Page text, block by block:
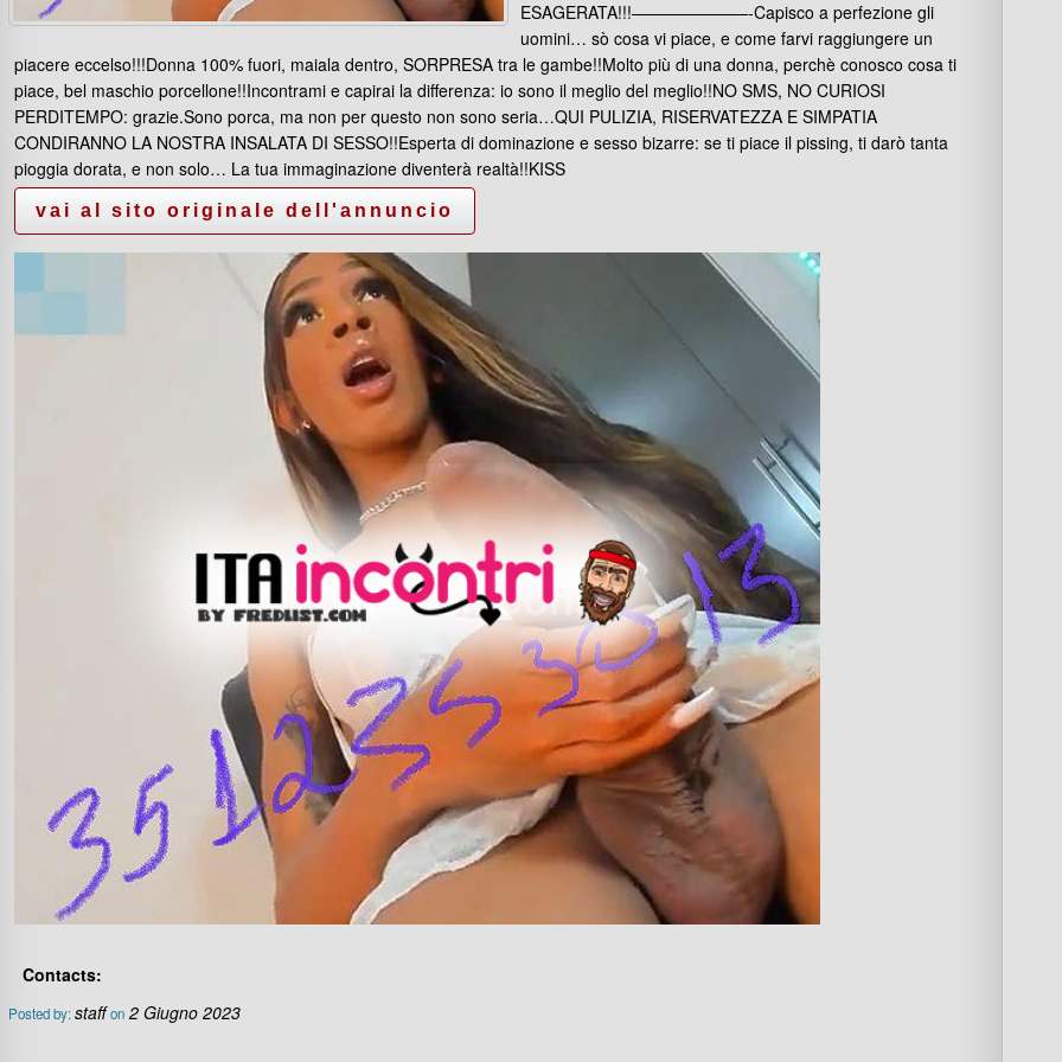
ESAGERATA!!!———————-Capisco a perfezione gli
uomini… sò cosa vi piace, e come farvi raggiungere un
piacere eccelso!!!Donna 100% fuori, maiala dentro, SORPRESA tra le gambe!!Molto più di una donna, perchè conosco cosa ti
piace, bel maschio porcellone!!Incontrami e capirai la differenza: io sono il meglio del meglio!!NO SMS, NO CURIOSI
PERDITEMPO: grazie.Sono porca, ma non per questo non sono seria…QUI PULIZIA, RISERVATEZZA E SIMPATIA
CONDIRANNO LA NOSTRA INSALATA DI SESSO!!Esperta di dominazione e sesso bizarre: se ti piace il pissing, ti darò tanta
pioggia dorata, e non solo… La tua immaginazione diventerà realtà!!KISS
Contacts:
Posted by:staff on 2 Giugno 2023